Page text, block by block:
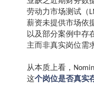
劳动力市场测试（
薪资未提供市场依
以及部分案例中存
主而非真实岗位需
从本质上看，
这个岗位是否真实